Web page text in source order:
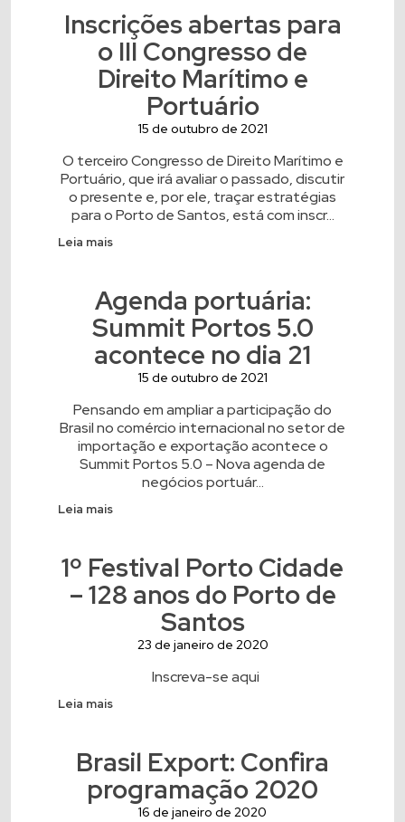
Inscrições abertas para
o III Congresso de
Direito Marítimo e
Portuário
15 de outubro de 2021
O terceiro Congresso de Direito Marítimo e
Portuário, que irá avaliar o passado, discutir
o presente e, por ele, traçar estratégias
para o Porto de Santos, está com inscr...
Leia mais
Agenda portuária:
Summit Portos 5.0
acontece no dia 21
15 de outubro de 2021
Pensando em ampliar a participação do
Brasil no comércio internacional no setor de
importação e exportação acontece o
Summit Portos 5.0 – Nova agenda de
negócios portuár...
Leia mais
1º Festival Porto Cidade
– 128 anos do Porto de
Santos
23 de janeiro de 2020
Inscreva-se aqui
Leia mais
Brasil Export: Confira
programação 2020
16 de janeiro de 2020